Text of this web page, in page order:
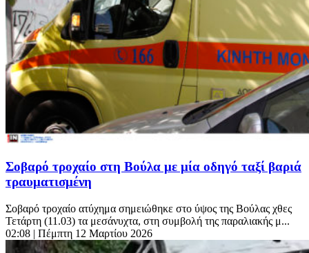
Σοβαρό τροχαίο στη Βούλα με μία οδηγό ταξί βαριά
τραυματισμένη
Σοβαρό τροχαίο ατύχημα σημειώθηκε στο ύψος της Βούλας χθες
Τετάρτη (11.03) τα μεσάνυχτα, στη συμβολή της παραλιακής μ...
02:08 | Πέμπτη 12 Μαρτίου 2026